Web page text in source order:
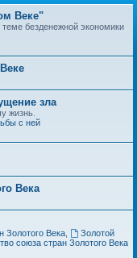
с
Веке"
безденежной экономики
зла
жизнь.
с ней
Века
Золотого Века,
Золотой
союза стран Золотого Века